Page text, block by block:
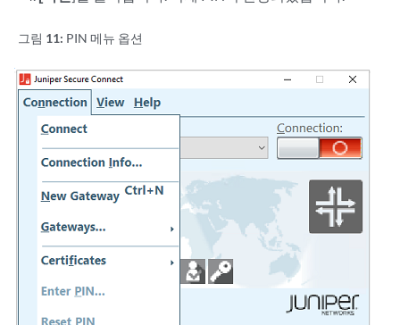
그림 11: PIN 메뉴 옵션